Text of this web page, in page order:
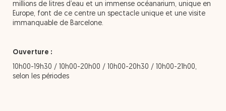
millions de litres d’eau et un immense océanarium, unique en
Europe, font de ce centre un spectacle unique et une visite
immanquable de Barcelone.
Ouverture :
10h00-19h30 / 10h00-20h00 / 10h00-20h30 / 10h00-21h00,
selon les périodes